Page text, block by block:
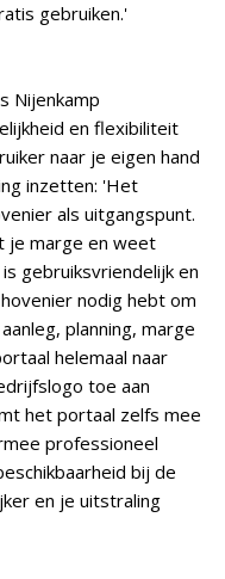
gebruiken.'
Nijenkamp
en flexibiliteit
naar je eigen hand
inzetten: 'Het
als uitgangspunt.
je marge en weet
gebruiksvriendelijk en
nodig hebt om
planning, marge
helemaal naar
toe aan
het portaal zelfs mee
professioneel
bij de
en je uitstraling